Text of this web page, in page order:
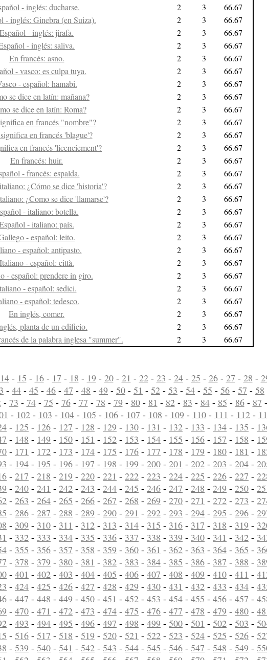
- inglés: ducharse. 2 3
66.67
- inglés: Ginebra (en Suiza). 2 3
66.67
Español - inglés: jirafa. 2 3
66.67
- inglés: saliva. 2 3
66.67
En francés: asno. 2 3
66.67
- vasco: es culpa tuya. 2 3
66.67
- español: hamabi. 2 3
66.67
se dice en latín: mañana? 2 3
66.67
se dice en latín: Roma? 2 3
66.67
en francés "nombre"? 2 3
66.67
en francés 'blague'? 2 3
66.67
en francés 'licenciement'? 2 3
66.67
En francés: huir. 2 3
66.67
- francés: espalda. 2 3
66.67
¿Cómo se dice 'historia'? 2 3
66.67
¿Como se dice 'llamarse'? 2 3
66.67
- italiano: botella. 2 3
66.67
- italiano: país. 2 3
66.67
- español: leito. 2 3
66.67
- español: antipasto. 2 3
66.67
Italiano - español: città. 2 3
66.67
- español: prendere in giro. 2 3
66.67
- español: sedici. 2 3
66.67
- español: tedesco. 2 3
66.67
En inglés, comer. 2 3
66.67
planta de un edificio. 2 3
66.67
de la palabra inglesa "summer". 2 3 66.67
14- 15 - 16- 17 - 18 - 19- 20- 21 - 22 - 23 - 24- 25 - 26- 27 - 28 -
- 44 - 45 - 46 - 47 - 48 - 49 - 50 - 51 - 52 - 53 - 54 - 55 - 56 - 57 - 58
- 73 - 74- 75 - 76- 77 - 78 - 79- 80- 81 - 82 - 83 - 84- 85 - 86- 87 -
- 102 - 103 - 104- 105 - 106- 107 - 108 - 109- 110- 111 - 112 -
- 125 - 126 - 127 - 128 - 129 - 130 - 131 - 132 - 133 - 134 - 135 -
- 148 - 149 - 150 - 151 - 152 - 153 - 154 - 155 - 156 - 157 - 158 -
- 171 - 172 - 173 - 174 - 175 - 176 - 177 - 178 - 179 - 180 - 181 -
- 194 - 195 - 196 - 197 - 198 - 199 - 200 - 201 - 202 - 203 - 204 -
- 217 - 218 - 219 - 220 - 221 - 222 - 223 - 224 - 225 - 226 - 227 -
- 240 - 241 - 242 - 243 - 244 - 245 - 246 - 247 - 248 - 249 - 250 -
- 263 - 264 - 265 - 266 - 267 - 268 - 269 - 270 - 271 - 272 - 273 -
- 286 - 287 - 288 - 289 - 290 - 291 - 292 - 293 - 294 - 295 - 296 -
- 309 - 310 - 311 - 312 - 313 - 314 - 315 - 316 - 317 - 318 - 319 -
- 332 - 333 - 334 - 335 - 336 - 337 - 338 - 339 - 340 - 341 - 342 -
- 355 - 356 - 357 - 358 - 359 - 360 - 361 - 362 - 363 - 364 - 365 -
- 378 - 379 - 380 - 381 - 382 - 383 - 384 - 385 - 386 - 387 - 388 -
- 401 - 402 - 403 - 404 - 405 - 406 - 407 - 408 - 409 - 410 - 411 -
- 424 - 425 - 426 - 427 - 428 - 429 - 430 - 431 - 432 - 433 - 434 -
- 447 - 448 - 449 - 450 - 451 - 452 - 453 - 454 - 455 - 456 - 457 -
- 470 - 471 - 472 - 473 - 474 - 475 - 476 - 477 - 478 - 479 - 480 -
- 493 - 494 - 495 - 496 - 497 - 498 - 499 - 500 - 501 - 502 - 503 -
- 516 - 517 - 518 - 519 - 520 - 521 - 522 - 523 - 524 - 525 - 526 -
- 539 - 540 - 541 - 542 - 543 - 544 - 545 - 546 - 547 - 548 - 549 -